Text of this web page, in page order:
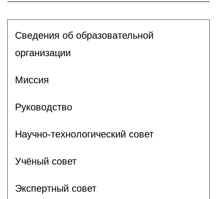
Сведения об образовательной
организации
Миссия
Руководство
Научно-технологический совет
Учёный совет
Экспертный совет